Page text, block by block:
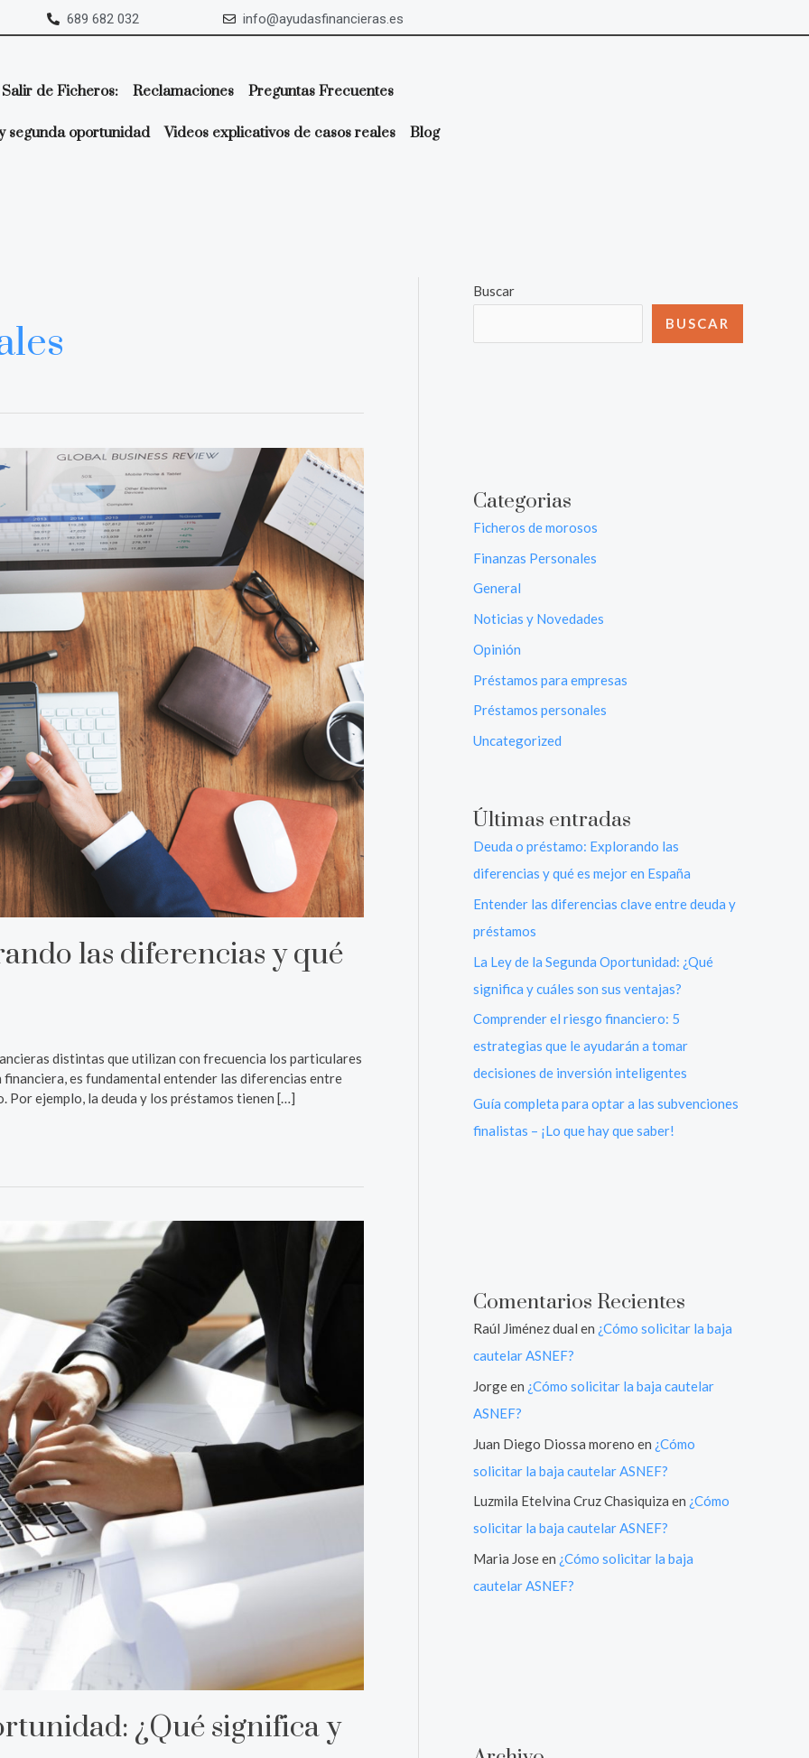
689 682 032 info@ayudasfinancieras.es
Salir de Ficheros: Reclamaciones Preguntas Frecuentes
segunda oportunidad Videos explicativos de casos reales Blog
las diferencias y qué
distintas que utilizan con frecuencia los particulares
financiera, es fundamental entender las diferencias entre
Por ejemplo, la deuda y los préstamos tienen […]
¿Qué significa y
Buscar
BUSCAR
Categorias
Ficheros de morosos
Finanzas Personales
General
Noticias y Novedades
Opinión
Préstamos para empresas
Préstamos personales
Uncategorized
Últimas entradas
Deuda o préstamo: Explorando las
diferencias y qué es mejor en España
Entender las diferencias clave entre deuda y
préstamos
La Ley de la Segunda Oportunidad: ¿Qué
significa y cuáles son sus ventajas?
Comprender el riesgo financiero: 5
estrategias que le ayudarán a tomar
decisiones de inversión inteligentes
Guía completa para optar a las subvenciones
finalistas – ¡Lo que hay que saber!
Comentarios Recientes
Raúl Jiménez dual en ¿Cómo solicitar la baja
cautelar ASNEF?
Jorgeen ¿Cómo solicitar la baja cautelar
ASNEF?
Juan Diego Diossa moreno en ¿Cómo
solicitar la baja cautelar ASNEF?
Luzmila Etelvina Cruz Chasiquiza en ¿Cómo
solicitar la baja cautelar ASNEF?
Maria Joseen ¿Cómo solicitar la baja
cautelar ASNEF?